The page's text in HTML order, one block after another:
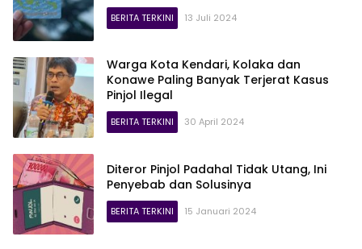
BERITA TERKINI 13 Juli 2024
Warga Kota Kendari, Kolaka dan
Konawe Paling Banyak Terjerat Kasus
Pinjol Ilegal
BERITA TERKINI 30 April 2024
Diteror Pinjol Padahal Tidak Utang, Ini
Penyebab dan Solusinya
BERITA TERKINI 15 Januari 2024